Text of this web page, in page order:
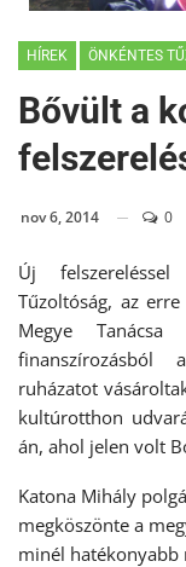
HÍREK ÖNKÉNTES
Bővült a
nov 6, 2014 0
Új
Tűzoltóság, az
Megye
finanszírozásból
ruházatot
kultúrotthon
án, ahol jelen volt
Katona Mihály
megköszönte a
minél hatékonyabb